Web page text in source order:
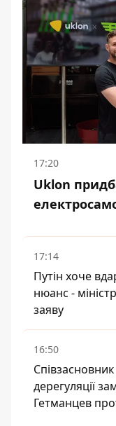
17:20
Uklon
17:14
Путін хоче
нюанс -
заяву
16:50
дерегуляції
Гетманцев